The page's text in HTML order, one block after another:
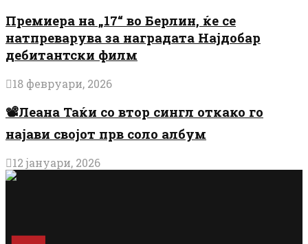
Премиера на „17“ во Берлин, ќе се
натпреварува за наградата Најдобар
дебитантски филм
18 февруари, 2026
📽️Леана Таќи со втор сингл откако го
најави својот прв соло албум
12 јануари, 2026